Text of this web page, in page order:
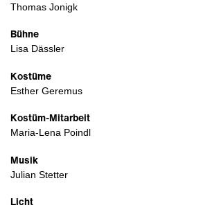
Thomas Jonigk
Bühne
Lisa Dässler
Kostüme
Esther Geremus
Kostüm-Mitarbeit
Maria-Lena Poindl
Musik
Julian Stetter
Licht